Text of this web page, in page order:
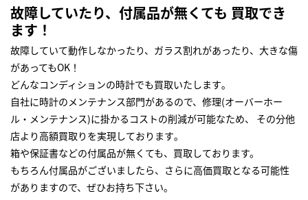
故障していたり、付属品が無くても 買取でき
ます！
故障していて動作しなかったり、ガラス割れがあったり、大きな傷
があってもOK！
どんなコンディションの時計でも買取いたします｡
自社に時計のメンテナンス部門があるので、修理(オーバーホー
ル・メンテナンス)に掛かるコストの削減が可能なため、 その分他
店より高額買取りを実現しております｡
箱や保証書などの付属品が無くても、買取しております。
もちろん付属品がございましたら、さらに高価買取となる可能性
がありますので、ぜひお持ち下さい｡